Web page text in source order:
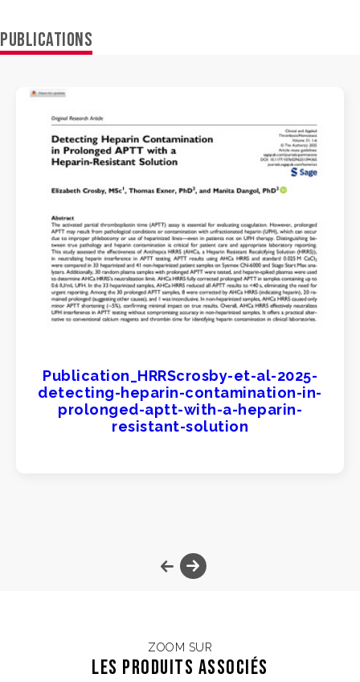
PUBLICATIONS
Publication_HRRScrosby-et-al-2025-
detecting-heparin-contamination-in-
prolonged-aptt-with-a-heparin-
resistant-solution
ZOOM SUR
Les Produits associés